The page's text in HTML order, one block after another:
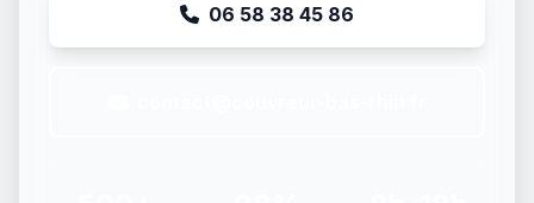
06 58 38 45 86